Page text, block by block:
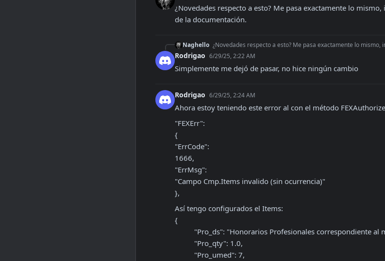
¿Novedades respecto a esto? Me pasa exactamente lo
de la documentación.
Naghello ¿Novedades respecto a esto? Me pasa exactamente lo mismo,
Rodrigao 6/29/25, 2:22 AM
Simplemente me dejó de pasar, no hice ningún cambio
Rodrigao 6/29/25, 2:24 AM
Ahora estoy teniendo este error al con el método
"FEXErr":
{
"ErrCode":
1666,
"ErrMsg":
"Campo Cmp.Items invalido (sin ocurrencia)"
},
Así tengo configurados el Items:
{
          "Pro_qty": 1.0,
          "Pro_umed": 7,